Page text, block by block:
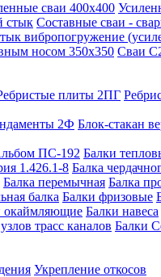
сваи 400х400
стык Составные сваи -
вибропогружение
носом 350х350 Сваи
плиты 2ПГ
2Ф Блок-стакан
ПС-192 Балки
1.426.1-8 Балка
Балка перемычная Балка
балка Балки фризовые
окаймляющие Балки навеса
трасс каналов Балки
Укрепление откосов